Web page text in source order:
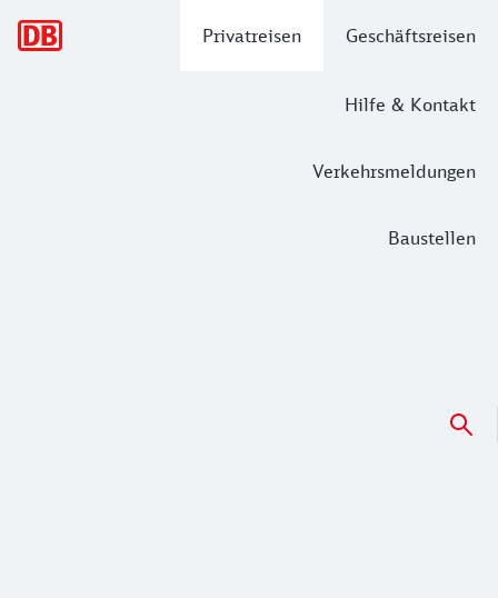
Privatreisen Geschäftsreisen
Hilfe & Kontakt
Verkehrsmeldungen
Baustellen